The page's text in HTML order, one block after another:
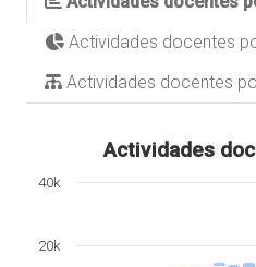
Actividades docentes
Actividades docentes
Actividades
20k
40k